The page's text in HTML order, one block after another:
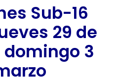
Sub-16
29 de
3